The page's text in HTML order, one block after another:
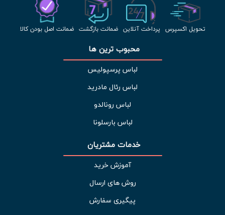
تحویل اکسپرس پرداخت آنلاین ضمانت بازگشت ضمانت اصل بودن کالا
محبوب ترین ها
لباس پرسپولیس
لباس رئال مادرید
لباس رونالدو
لباس بارسلونا
خدمات مشتریان
آموزش خرید
روش های ارسال
پیگیری سفارش